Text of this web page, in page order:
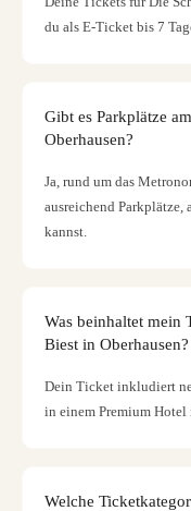
du als E-Ticket bis 7
Gibt es Parkplätze
Oberhausen?
Ja, rund um das
ausreichend Parkplätze,
kannst.
Was beinhaltet mein
Biest in Oberhausen?
Dein Ticket inkludiert
in einem Premium Hotel
Welche